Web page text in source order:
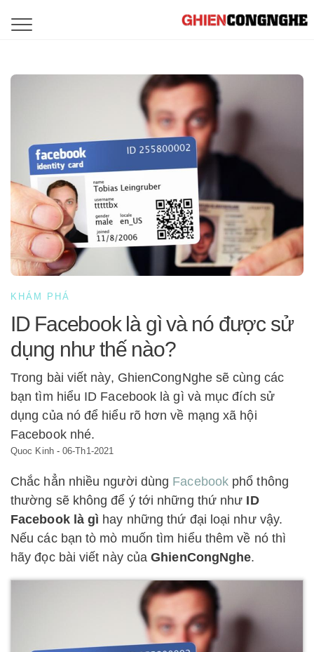
KHÁM PHÁ
ID Facebook là gì và nó được sử
dụng như thế nào?
Trong bài viết này, GhienCongNghe sẽ cùng các
bạn tìm hiểu ID Facebook là gì và mục đích sử
dụng của nó để hiểu rõ hơn về mạng xã hội
Facebook nhé.
Quoc Kinh-06-Th1-2021
Chắc hẳn nhiều người dùng Facebook phổ thông
thường sẽ không để ý tới những thứ như ID
Facebook là gì hay những thứ đại loại như vậy.
Nếu các bạn tò mò muốn tìm hiểu thêm về nó thì
hãy đọc bài viết này củaGhienCongNghe.